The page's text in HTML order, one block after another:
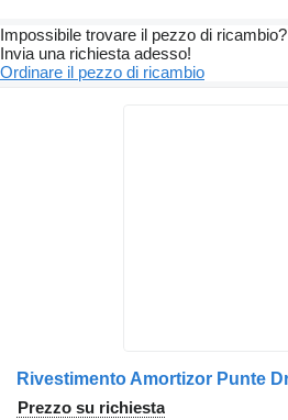
Impossibile trovare il pezzo di ricambio?
Invia una richiesta adesso!
Ordinare il pezzo di ricambio
Prezzo su richiesta